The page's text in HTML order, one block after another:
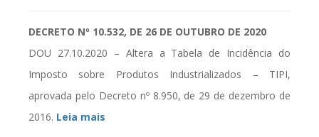
DECRETO Nº 10.532, DE 26 DE OUTUBRO DE 2020
DOU 27.10.2020 – Altera a Tabela de Incidência do
Imposto sobre Produtos Industrializados – TIPI,
aprovada pelo Decreto nº 8.950, de 29 de dezembro de
2016. Leia mais